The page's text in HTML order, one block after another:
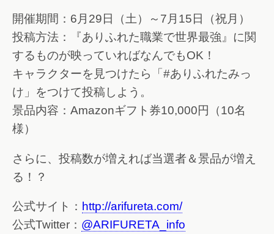
開催期間：6月29日（土）～7月15日（祝月）
投稿方法：『ありふれた職業で世界最強』に関
するものが映っていればなんでもOK！
キャラクターを見つけたら「#ありふれたみっ
け」をつけて投稿しよう。
景品内容：Amazonギフト券10,000円（10名
様）
さらに、投稿数が増えれば当選者＆景品が増え
る！？
公式サイト： http://arifureta.com/
公式Twitter： @ARIFURETA_info